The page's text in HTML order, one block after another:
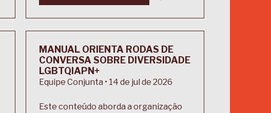
MANUAL ORIENTA RODAS DE
CONVERSA SOBRE DIVERSIDADE
LGBTQIAPN+
Equipe Conjunta • 14 de jul de 2026
Este conteúdo aborda a organização